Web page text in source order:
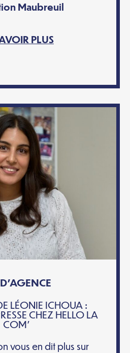
Maubreuil
PLUS
LÉONIE ICHOUA :
CHEZ HELLO LA
COM’
vous en dit plus sur